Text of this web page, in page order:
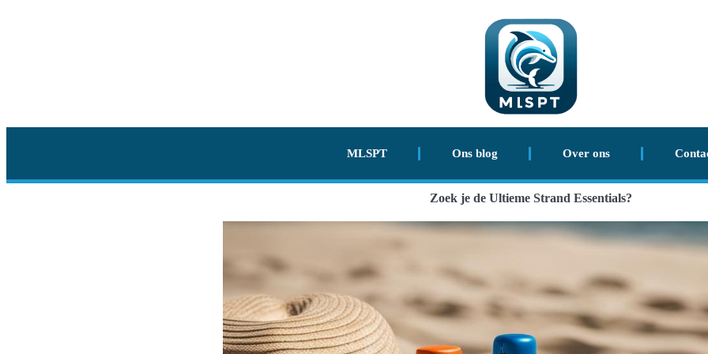
MLSPT Ons blog Over ons
Zoek je de Ultieme Strand Essentials?